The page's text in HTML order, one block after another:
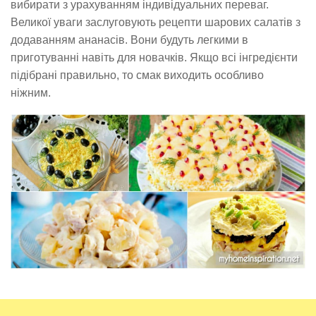
вибирати з урахуванням індивідуальних переваг.
Великої уваги заслуговують рецепти шарових салатів з
додаванням ананасів. Вони будуть легкими в
приготуванні навіть для новачків. Якщо всі інгредієнти
підібрані правильно, то смак виходить особливо
ніжним.